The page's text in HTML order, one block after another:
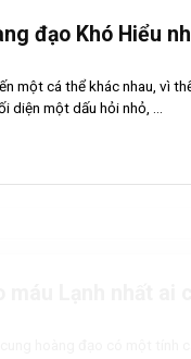
đạo Khó Hiểu
một cá thể khác nhau, vì
diện một dấu hỏi nhỏ, ...